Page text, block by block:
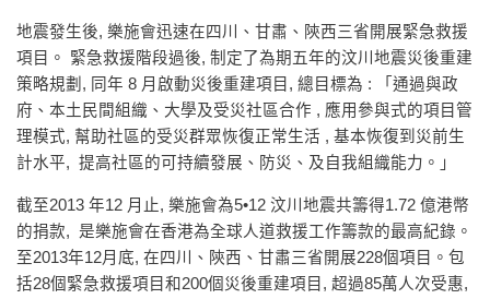
地震發生後, 樂施會迅速在四川、甘肅、陝西三省開展緊急救援
項目。 緊急救援階段過後, 制定了為期五年的汶川地震災後重建
策略規劃, 同年 8 月啟動災後重建項目, 總目標為 : 「通過與政
府、本土民間組織、大學及受災社區合作 , 應用參與式的項目管
理模式, 幫助社區的受災群眾恢復正常生活 , 基本恢復到災前生
計水平, 提高社區的可持續發展、防災、及自我組織能力。」
截至2013 年12 月止, 樂施會為5•12 汶川地震共籌得1.72 億港幣
的捐款, 是樂施會在香港為全球人道救援工作籌款的最高紀錄。
至2013年12月底, 在四川、陝西、甘肅三省開展228個項目。包
括28個緊急救援項目和200個災後重建項目, 超過85萬人次受惠,